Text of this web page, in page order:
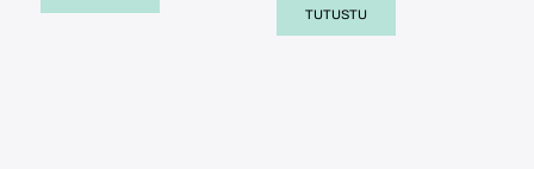
TUTUSTU